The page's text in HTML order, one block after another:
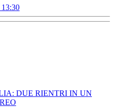
DUE RIENTRI IN UN